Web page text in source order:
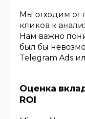
Мы отходим от
кликов к
Нам важно
был бы
Telegram Ads
Оценка
ROI